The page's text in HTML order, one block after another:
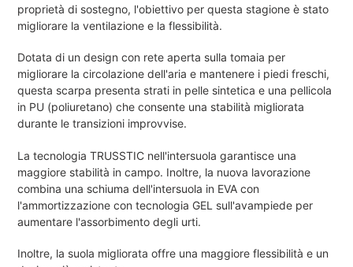
proprietà di sostegno, l'obiettivo per questa stagione è stato
migliorare la ventilazione e la flessibilità.
Dotata di un design con rete aperta sulla tomaia per
migliorare la circolazione dell'aria e mantenere i piedi freschi,
questa scarpa presenta strati in pelle sintetica e una pellicola
in PU (poliuretano) che consente una stabilità migliorata
durante le transizioni improvvise.
La tecnologia TRUSSTIC nell'intersuola garantisce una
maggiore stabilità in campo. Inoltre, la nuova lavorazione
combina una schiuma dell'intersuola in EVA con
l'ammortizzazione con tecnologia GEL sull'avampiede per
aumentare l'assorbimento degli urti.
Inoltre, la suola migliorata offre una maggiore flessibilità e un